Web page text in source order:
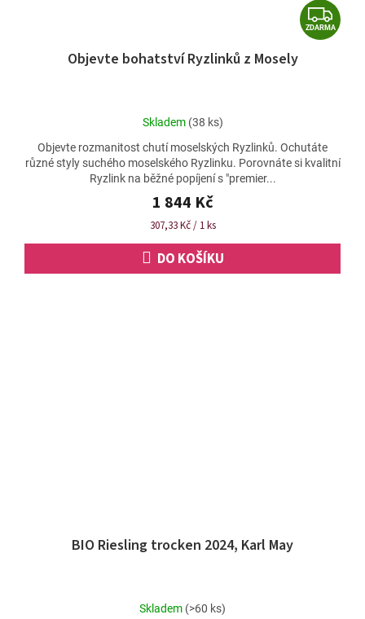
Z
D
ZDARMA
Objevte bohatství Ryzlinků z Mosely
Průměrné
produktu
je
5,0
z
5
hvězdiček.
Skladem (38 ks)
1 844 Kč
Měrná
307,33 Kč / 1 ks
DO KOŠÍKU
Objevte rozmanitost chutí moselských Ryzlinků. Ochutáte
různé styly suchého moselského Ryzlinku. Porovnáte si kvalitní
Ryzlink na běžné popíjení s "premier...
BIO Riesling trocken 2024, Karl May
Průměrné
Skladem (>60 ks)